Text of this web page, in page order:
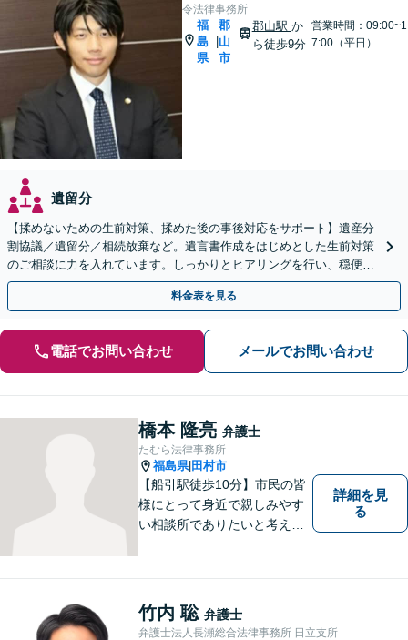
令法律事務所
福
島
県
郡
山
市
郡山駅 か
ら徒歩9分
営業時間：09:00~1
7:00（平日）
遺留分
【揉めないための生前対策、揉めた後の事後対応をサポート】遺産分
割協議／遺留分／相続放棄など。遺言書作成をはじめとした生前対策
のご相談に力を入れています。しっかりとヒアリングを行い、穏便な
解決のため最適なアドバイスを致します。【分割払い可能】
料金表を見る
電話でお問い合わせ メールでお問い合わせ
橋本 隆亮 弁護士
たむら法律事務所
福島県| 田村市
【船引駅徒歩10分】市民の皆
様にとって身近で親しみやす
い相談所でありたいと考えて
に、まずはお気軽にご相談く
ださい。 https://tamura-law.bi
z/ （公式ホームページ）
詳細を見
る
竹内 聡 弁護士
弁護士法人長瀬総合法律事務所 日立支所